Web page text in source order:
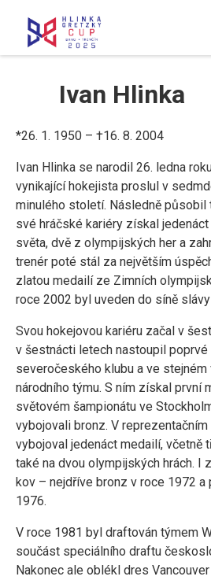
Ivan Hlinka
*26. 1. 1950 – †16. 8. 2004
Ivan Hlinka se narodil 26. ledna
vynikající hokejista proslul v
minulého století. Následně působil
své hráčské kariéry získal
světa, dvě z olympijských her a
trenér poté stál za největším
zlatou medailí ze Zimních
roce 2002 byl uveden do síně slávy
Svou hokejovou kariéru začal v
v šestnácti letech nastoupil poprvé
severočeského klubu a ve stejném
národního týmu. S ním získal první
světovém šampionátu ve
vybojovali bronz. V
vybojoval jedenáct medailí, včetně
také na dvou olympijských hrách. I
kov – nejdříve bronz v roce 1972
1976.
V roce 1981 byl draftován týmem
součást speciálního draftu
Nakonec ale oblékl dres